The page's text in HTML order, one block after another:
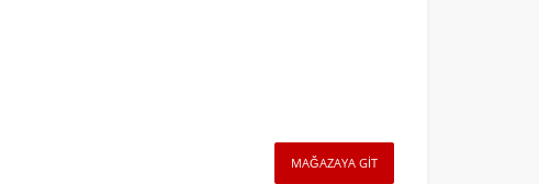
MAĞAZAYA GIT